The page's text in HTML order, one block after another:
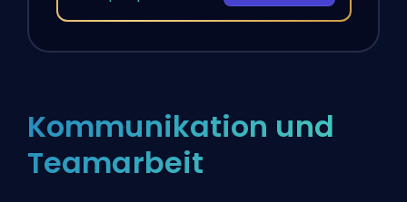
Kommunikation und
Teamarbeit